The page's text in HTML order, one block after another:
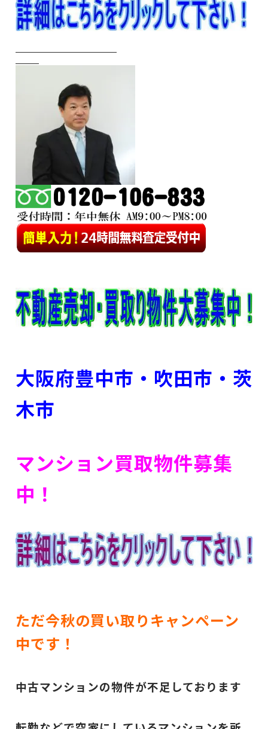
大阪府豊中市・吹田市・茨
木市
マンション買取物件募集
中！
ただ今秋の買い取りキャンペーン
中です！
中古マンションの物件が不足しております